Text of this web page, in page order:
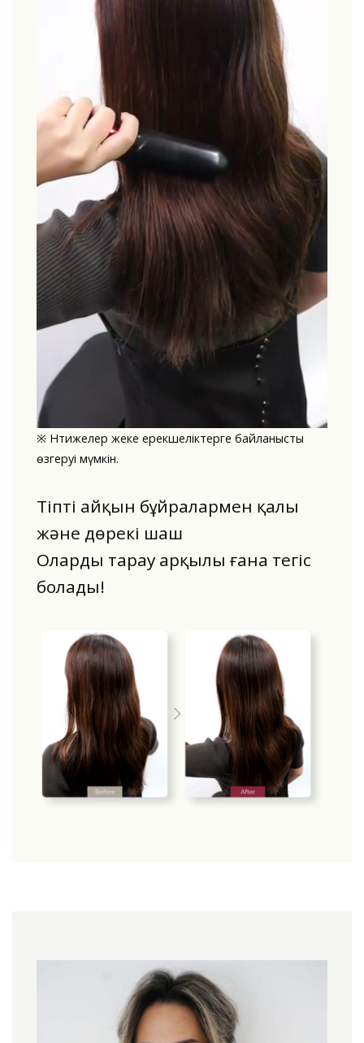
※ Нәтижелер жеке ерекшеліктерге байланысты
өзгеруі мүмкін.
Тіпті айқын бұйралармен қалың
және дөрекі шаш
Оларды тарау арқылы ғана тегіс
болады!